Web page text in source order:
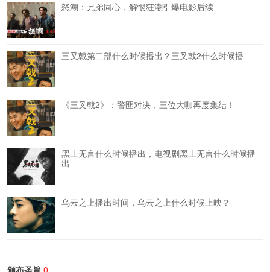
怒潮：兄弟同心，解恨狂潮引爆电影后续
三叉戟第二部什么时候播出？三叉戟2什么时候播
《三叉戟2》：警匪对决，三位大咖再度集结！
黑土无言什么时候播出，电视剧黑土无言什么时候播
出
乌云之上播出时间，乌云之上什么时候上映？
颁布圣旨 0